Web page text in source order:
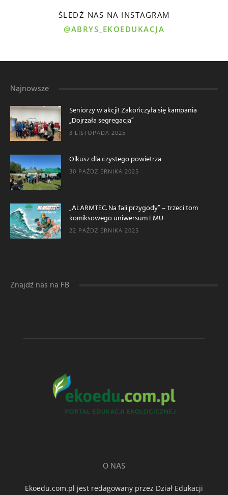
ŚLEDŹ NAS NA INSTAGRAM
@ABRYS_EKOEDUKACJA
Najnowsze
Seniorzy w akcji! Zakończyła się kampania
„Dojrzała segregacja”
3 LISTOPADA 2025
Olkusz dla czystego powietrza
30 PAŹDZIERNIKA 2025
„ALARMTEC. Na fali przygody” – trzeci tom
komiksowego uniwersum EMU
22 PAŹDZIERNIKA 2025
Znajdź nas na FB
O NAS
Ekoedu.com.pl jest redagowany przez Dział Edukacji